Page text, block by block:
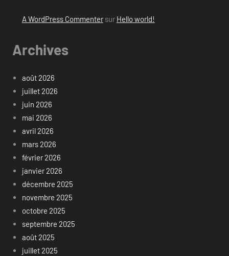
A WordPress Commentersur Hello world!
Archives
août 2026
juillet 2026
juin 2026
mai 2026
avril 2026
mars 2026
février 2026
janvier 2026
décembre 2025
novembre 2025
octobre 2025
septembre 2025
août 2025
juillet 2025